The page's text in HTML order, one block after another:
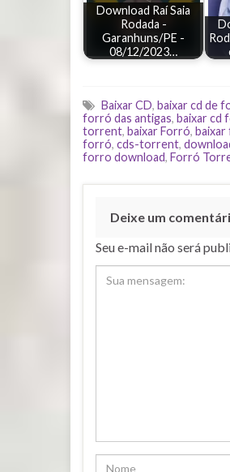
Download Raí Saia
Rodada -
Garanhuns/PE -
08/12/2023…
Baixar CD, baixar cd de
forró das antigas, baixar cd
torrent, baixar Forró,
forró, cds-torrent,
forro download, Forró
Deixe um
Seu e-mail não será